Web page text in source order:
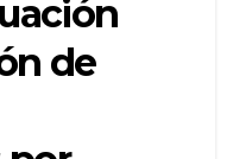
de